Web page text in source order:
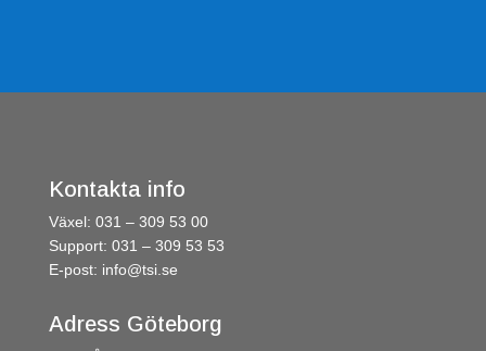
Kontakta info
Växel: 031 – 309 53 00
Support: 031 – 309 53 53
E-post: info@tsi.se
Adress Göteborg